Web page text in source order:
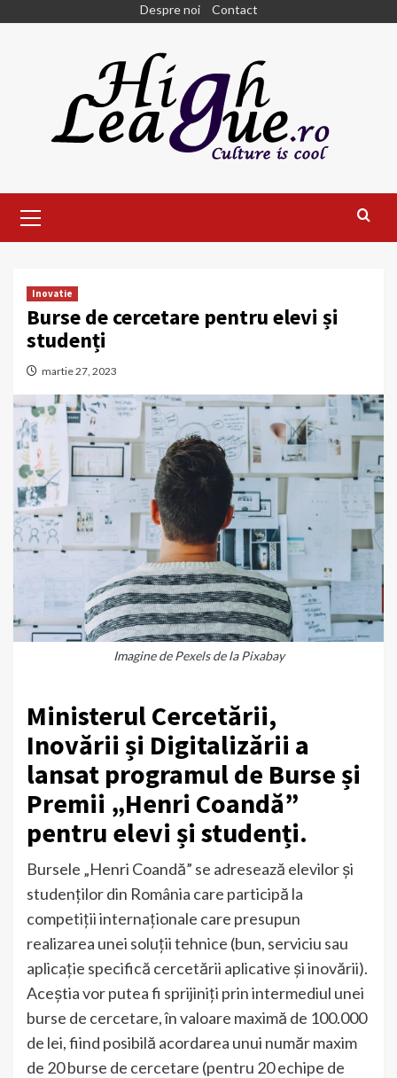
Despre noi Contact
Menu
Inovatie
Burse de cercetare pentru elevi și
studenți
martie 27, 2023
Imagine dePexelsde laPixabay
Ministerul Cercetării,
Inovării și Digitalizării a
lansat programul de Burse și
Premii „Henri Coandă”
pentru elevi și studenți.
Bursele „Henri Coandă” se adresează elevilor și
studenților din România care participă la
competiții internaționale care presupun
realizarea unei soluții tehnice (bun, serviciu sau
aplicație specifică cercetării aplicative și inovării).
Aceștia vor putea fi sprijiniți prin intermediul unei
burse de cercetare, în valoare maximă de 100.000
de lei, fiind posibilă acordarea unui număr maxim
de 20 burse de cercetare (pentru 20 echipe de